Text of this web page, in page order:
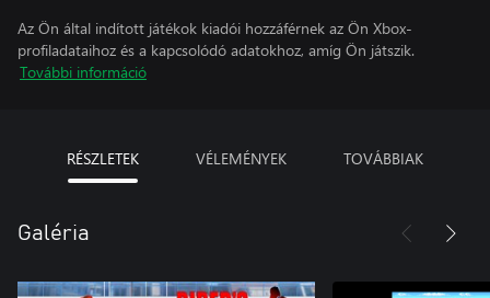
Az Ön által indított játékok kiadói hozzáférnek az Ön Xbox-
profiladataihoz és a kapcsolódó adatokhoz, amíg Ön játszik.
További információ
RÉSZLETEK VÉLEMÉNYEK TOVÁBBIAK
Galéria